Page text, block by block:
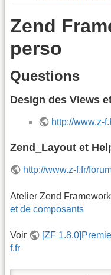
Zend
perso
Questions
Design des Views
http://www.z-
Zend_Layout et
http://www.z-f.fr/
Atelier Zend
et de composants
Voir [ZF
f.fr